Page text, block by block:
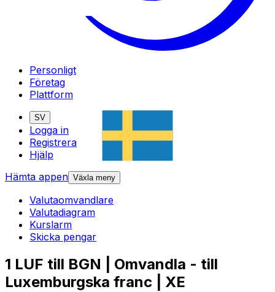
Personligt
Företag
Plattform
SV
Logga in
Registrera
Hjälp
Hämta appen Växla meny
Valutaomvandlare
Valutadiagram
Kurslarm
Skicka pengar
1 LUF till BGN | Omvandla - till
Luxemburgska franc | XE